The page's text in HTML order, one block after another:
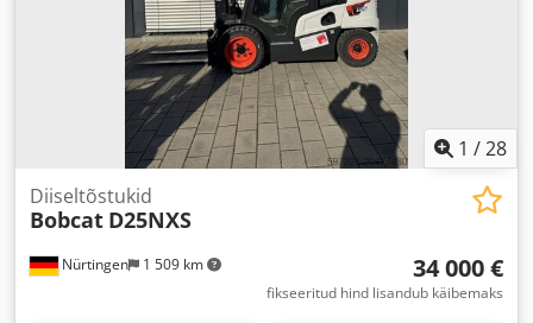
1 /28
Nürtingen 1 509 km
Diiseltõstukid
Bobcat D25NXS
34 000 €
fikseeritud hind lisandub käibemaks